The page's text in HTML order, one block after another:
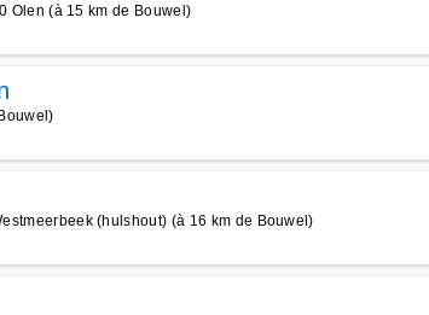
Olen (à 15 km de Bouwel)
(hulshout) (à 16 km de Bouwel)